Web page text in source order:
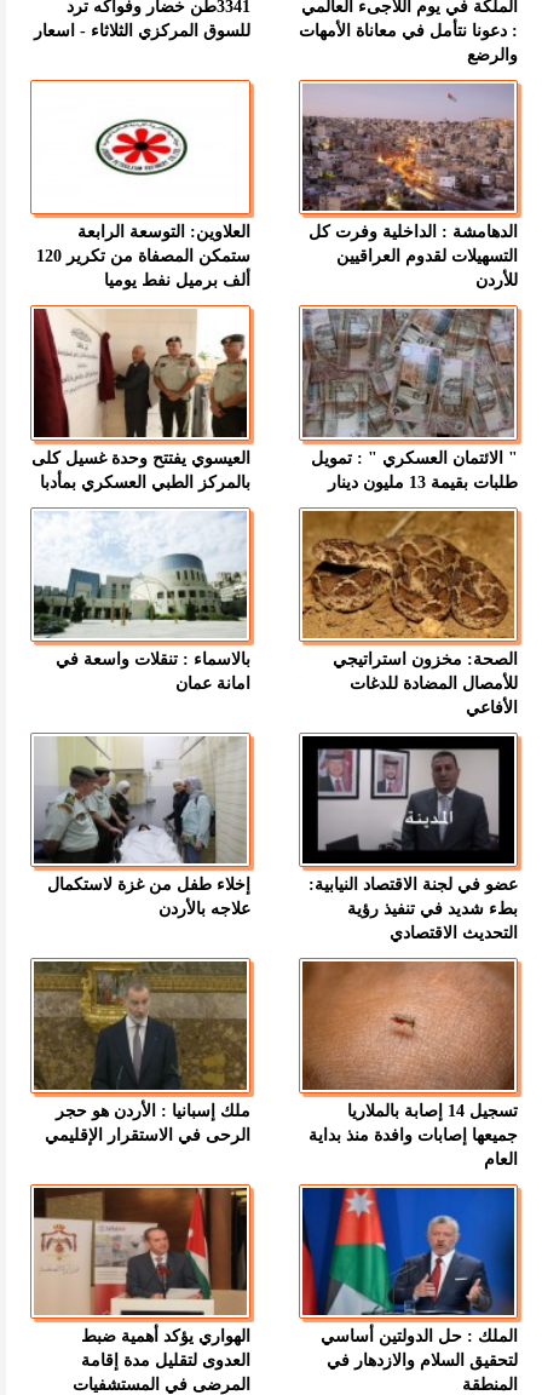
الملكة في يوم اللاجىء العالمي
: دعونا نتأمل في معاناة الأمهات
والرضع
3341طن خضار وفواكه ترد
للسوق المركزي الثلاثاء - اسعار
الدهامشة : الداخلية وفرت كل
التسهيلات لقدوم العراقيين
للأردن
العلاوين: التوسعة الرابعة
ستمكن المصفاة من تكرير 120
ألف برميل نفط يوميا
" الائتمان العسكري " : تمويل
طلبات بقيمة 13 مليون دينار
العيسوي يفتتح وحدة غسيل كلى
بالمركز الطبي العسكري بمأدبا
الصحة: مخزون استراتيجي
للأمصال المضادة للدغات
الأفاعي
بالاسماء : تنقلات واسعة في
امانة عمان
عضو في لجنة الاقتصاد النيابية:
بطء شديد في تنفيذ رؤية
التحديث الاقتصادي
إخلاء طفل من غزة لاستكمال
علاجه بالأردن
تسجيل 14 إصابة بالملاريا
جميعها إصابات وافدة منذ بداية
العام
ملك إسبانيا : الأردن هو حجر
الرحى في الاستقرار الإقليمي
الملك : حل الدولتين أساسي
لتحقيق السلام والازدهار في
المنطقة
الهواري يؤكد أهمية ضبط
العدوى لتقليل مدة إقامة
المرضى في المستشفيات